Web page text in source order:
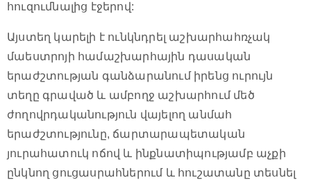
հուզումնալից էջերով:
Այստեղ կարելի է ունկնդրել աշխարհահռչակ
մաեստրոյի համաշխարհային դասական
երաժշտության գանձարանում իրենց ուրույն
տեղը գրաված և ամբողջ աշխարհում մեծ
ժողովրդականություն վայելող անմահ
երաժշտությունը, ճարտարապետական
յուրահատուկ ոճով և ինքնատիպությամբ աչքի
ընկնող ցուցասրահներում և հուշատանը տեսնել